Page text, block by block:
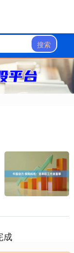
搜索
成